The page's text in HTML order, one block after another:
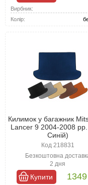
Вирбник:
Колір:
Килимок у багажник
Lancer 9 2004-2008 рр.
Синій)
Код 218831
Безкоштовна
2 дня
Купити 1349